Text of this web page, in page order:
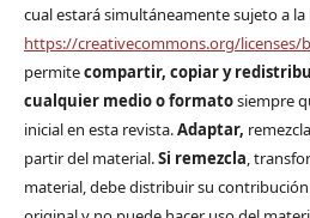
cual estará simultáneamente sujeto a la
https://creativecommons.org/licenses/
permitecompartir, copiar y
cualquier medio o formatosiempre
inicial en esta revista.Adaptar,
partir del material.Si remezcla,
material, debe distribuir su